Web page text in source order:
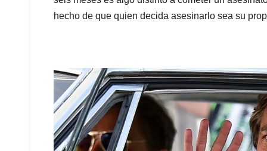
hecho de que quien decida asesinarlo sea su